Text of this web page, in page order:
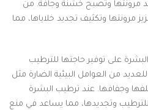
مرونتها وتصبح خشنة وجافة. من
مرونتها وتكثيف تجديد خلاياها، مما
على توفير حاجتها للترطيب
من العوامل البيئية الضارة مثل
وجفافها. عند ترطيب البشرة
وتجديدها، مما يساعد في منع